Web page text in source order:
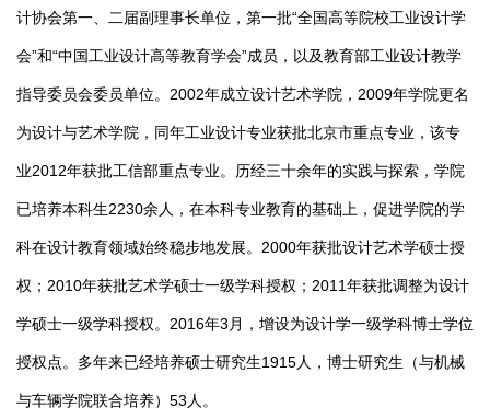
计协会第一、二届副理事长单位，第一批“全国高等院校工业设计学
会”和“中国工业设计高等教育学会”成员，以及教育部工业设计教学
指导委员会委员单位。2002年成立设计艺术学院，2009年学院更名
为设计与艺术学院，同年工业设计专业获批北京市重点专业，该专
业2012年获批工信部重点专业。历经三十余年的实践与探索，学院
已培养本科生2230余人，在本科专业教育的基础上，促进学院的学
科在设计教育领域始终稳步地发展。2000年获批设计艺术学硕士授
权；2010年获批艺术学硕士一级学科授权；2011年获批调整为设计
学硕士一级学科授权。2016年3月，增设为设计学一级学科博士学位
授权点。多年来已经培养硕士研究生1915人，博士研究生（与机械
与车辆学院联合培养）53人。